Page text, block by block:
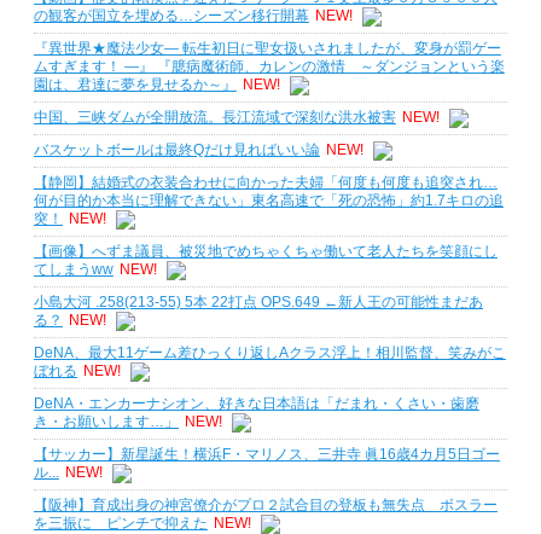
の観客が国立を埋める…シーズン移行開幕 NEW!
『異世界★魔法少女― 転生初日に聖女扱いされましたが、変身が罰ゲー
ムすぎます！ ―』 『臆病魔術師、カレンの激情 ～ダンジョンという楽
園は、君達に夢を見せるか～』
NEW!
中国、三峡ダムが全開放流。長江流域で深刻な洪水被害 NEW!
バスケットボールは最終Qだけ見ればいい論 NEW!
【静岡】結婚式の衣装合わせに向かった夫婦「何度も何度も追突され…
何が目的か本当に理解できない」東名高速で「死の恐怖」約1.7キロの追
突！
NEW!
【画像】へずま議員、被災地でめちゃくちゃ働いて老人たちを笑顔にし
てしまうww NEW!
小島大河 .258(213-55) 5本 22打点 OPS.649 ←新人王の可能性まだあ
る？
NEW!
DeNA、最大11ゲーム差ひっくり返しAクラス浮上！相川監督、笑みがこ
ぼれる NEW!
DeNA・エンカーナシオン、好きな日本語は「だまれ・くさい・歯磨
き・お願いします…」
NEW!
【サッカー】新星誕生！横浜F・マリノス、三井寺 眞16歳4カ月5日ゴー
ル... NEW!
【阪神】育成出身の神宮僚介がプロ２試合目の登板も無失点 ボスラー
を三振に ピンチで抑えた NEW!